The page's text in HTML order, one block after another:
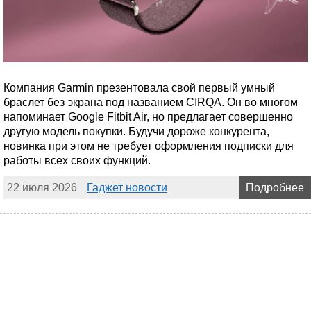
Компания Garmin презентовала свой первый умный
браслет без экрана под названием CIRQA. Он во многом
напоминает Google Fitbit Air, но предлагает совершенно
другую модель покупки. Будучи дороже конкурента,
новинка при этом не требует оформления подписки для
работы всех своих функций.
22 июля 2026 Гаджет новости Подробнее